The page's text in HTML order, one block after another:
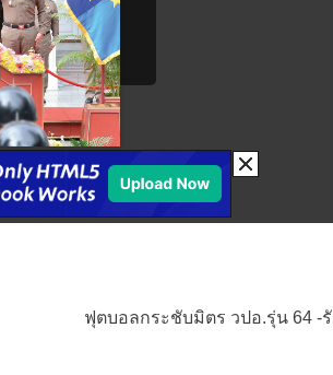
ฟุตบอลกระชับมิตร วปอ.รุ่น 64 -รั